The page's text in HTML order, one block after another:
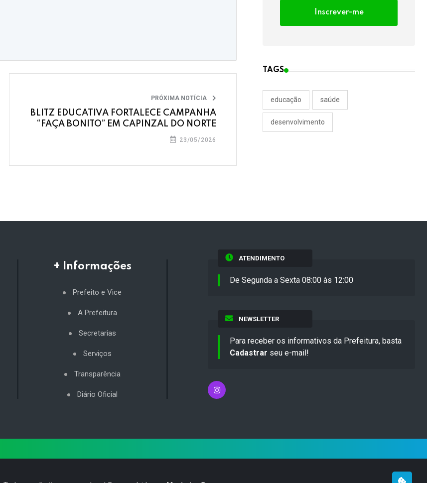
PRÓXIMA NOTÍCIA
BLITZ EDUCATIVA FORTALECE CAMPANHA
“FAÇA BONITO” EM CAPINZAL DO NORTE
23/05/2026
Inscrever-me
TAGS
educação saúde
desenvolvimento
+ Informações
Prefeito e Vice
A Prefeitura
Secretarias
Serviços
Transparência
Diário Oficial
ATENDIMENTO
De Segunda a Sexta 08:00 às 12:00
NEWSLETTER
Para receber os informativos da Prefeitura, basta
Cadastrar seu e-mail!